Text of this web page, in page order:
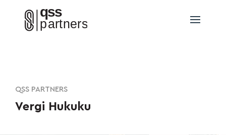
QSS PARTNERS
Vergi Hukuku